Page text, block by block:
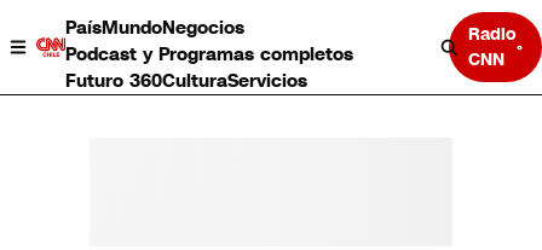
PaísMundoNegocios
Podcast y Programas completos
Futuro 360CulturaServicios
Radio
CNN